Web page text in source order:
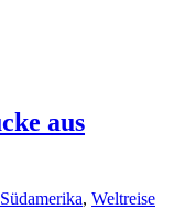
aus
Südamerika, Weltreise